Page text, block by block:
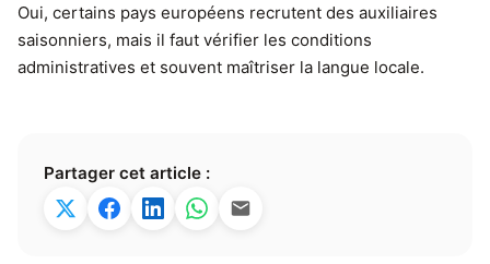
Oui, certains pays européens recrutent des auxiliaires
saisonniers, mais il faut vérifier les conditions
administratives et souvent maîtriser la langue locale.
Partager cet article :